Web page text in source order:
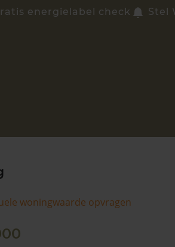
energielabel check Stel
woningwaarde opvragen